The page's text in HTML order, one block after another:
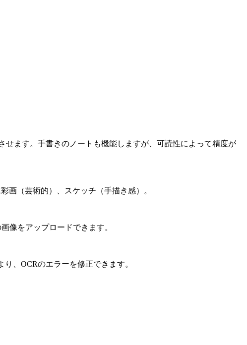
ます。手書きのノートも機能しますが、可読性によって精度が
画（芸術的）、スケッチ（手描き感）。
像をアップロードできます。
、OCRのエラーを修正できます。